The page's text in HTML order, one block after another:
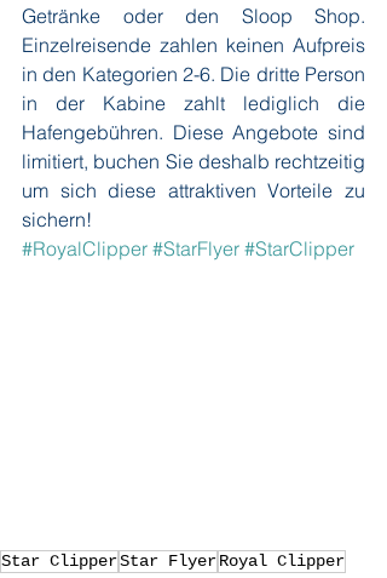
Getränke oder den Sloop Shop.
Einzelreisende zahlen keinen Aufpreis
in den Kategorien 2-6. Die dritte Person
in der Kabine zahlt lediglich die
Hafengebühren. Diese Angebote sind
limitiert, buchen Sie deshalb rechtzeitig
um sich diese attraktiven Vorteile zu
sichern!
#RoyalClipper #StarFlyer #StarClipper
Star ClipperStar FlyerRoyal Clipper